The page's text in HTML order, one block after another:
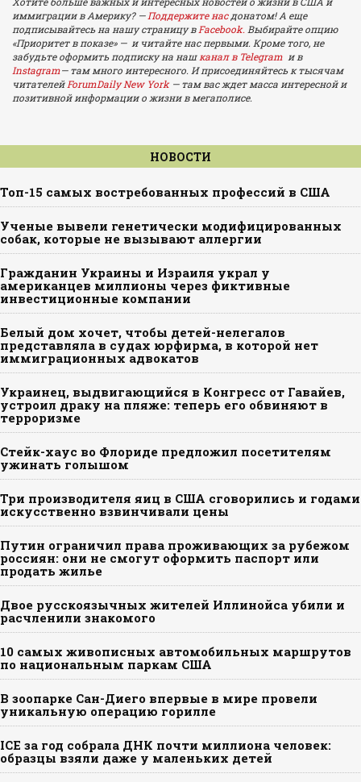
иммиграции в Америку? —Поддержите насдонатом! А еще
подписывайтесь на нашу страницу вFacebook. Выбирайте опцию
«Приоритет в показе» — и читайте нас первыми. Кроме того, не
забудьте оформить подписку на наш канал в Telegram и в
Instagram— там много интересного. И присоединяйтесь к тысячам
читателейForumDaily New York— там вас ждет масса интересной и
позитивной информации о жизни в мегаполисе.
НОВОСТИ
Топ-15 самых востребованных профессий в США
Ученые вывели генетически модифицированных
собак, которые не вызывают аллергии
Гражданин Украины и Израиля украл у
американцев миллионы через фиктивные
инвестиционные компании
Белый дом хочет, чтобы детей-нелегалов
представляла в судах юрфирма, в которой нет
иммиграционных адвокатов
Украинец, выдвигающийся в Конгресс от Гавайев,
устроил драку на пляже: теперь его обвиняют в
терроризме
Стейк-хаус во Флориде предложил посетителям
ужинать голышом
Три производителя яиц в США сговорились и годами
искусственно взвинчивали цены
Путин ограничил права проживающих за рубежом
россиян: они не смогут оформить паспорт или
продать жилье
Двое русскоязычных жителей Иллинойса убили и
расчленили знакомого
10 самых живописных автомобильных маршрутов
по национальным паркам США
В зоопарке Сан-Диего впервые в мире провели
уникальную операцию горилле
ICE за год собрала ДНК почти миллиона человек:
образцы взяли даже у маленьких детей